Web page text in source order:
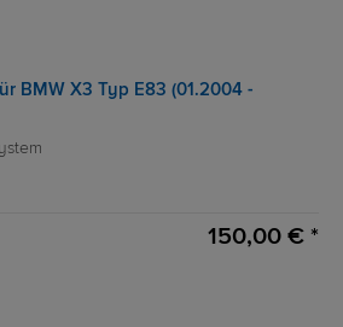
BMW X3 Typ E83 (01.2004 -
150,00 € *